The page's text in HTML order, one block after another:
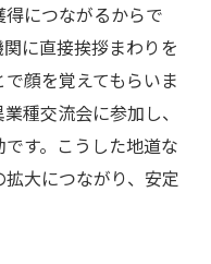
につながるからで
に直接挨拶まわりを
顔を覚えてもらいま
種交流会に参加し、
す。こうした地道な
大につながり、安定